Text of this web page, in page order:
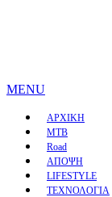
MENU
ΑΡΧΙΚΗ
MTB
Road
ΑΠΟΨΗ
LIFESTYLE
ΤΕΧΝΟΛΟΓΙΑ